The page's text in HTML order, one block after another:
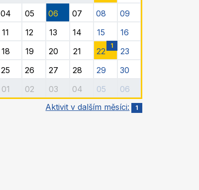
04 05 06 07 08
09
11 12 13 14 15
16
18 19 20 21 22
1
23
25 26 27 28 29
30
01 02 03 04 05
06
Aktivit v dalším měsíci:
1